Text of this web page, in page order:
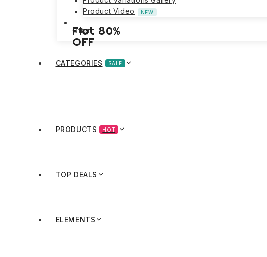
Product Video
NEW
Offer!
Flat 80%
OFF
CATEGORIES SALE
PRODUCTS HOT
TOP DEALS
ELEMENTS